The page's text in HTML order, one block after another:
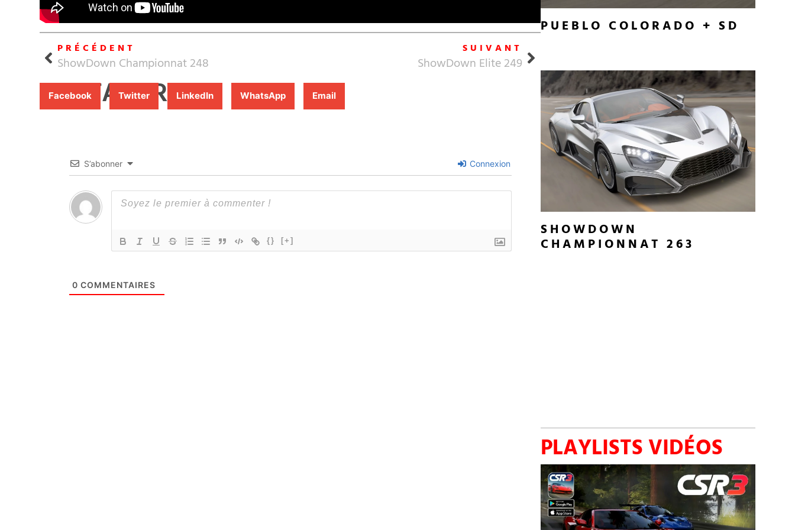
PRÉCÉDENT
ShowDown Championnat 248
SUIVANT
ShowDown Elite 249
PARTAGER
Facebook Twitter LinkedIn WhatsApp Email
S’abonner Connexion
{} [+]
0 COMMENTAIRES
PUEBLO COLORADO + SD
SHOWDOWN
CHAMPIONNAT 263
PLAYLISTS VIDÉOS